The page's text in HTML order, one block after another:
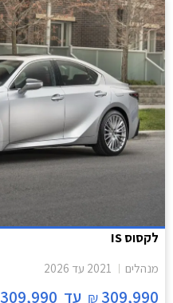
לקסוס IS
מנהלים 2021 עד 2026
309,990
₪ עד 309,990